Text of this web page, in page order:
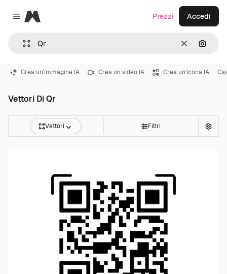
Close menu
Magnific
CancellaCerca
Prezzi Accedi
Crea un'immagine IA Crea un video IA Crea un'icona IA
Vettori Di Qr
Vettori Filtri